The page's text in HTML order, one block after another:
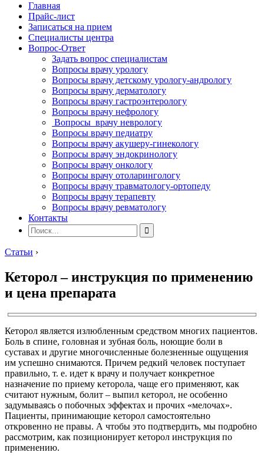
Главная
Прайс-лист
Записаться на прием
Специалисты центра
Вопрос-Ответ
Задать вопрос специалистам
Вопросы врачу урологу
Вопросы врачу детскому урологу-андрологу
Вопросы врачу дерматологу
Вопросы врачу гастроэнтерологу
Вопросы врачу нефрологу
Вопросы врачу неврологу
Вопросы врачу педиатру
Вопросы врачу акушеру-гинекологу
Вопросы врачу эндокринологу
Вопросы врачу онкологу
Вопросы врачу отоларингологу
Вопросы врачу травматологу-ортопеду
Вопросы врачу терапевту
Вопросы врачу ревматологу
Контакты
Статьи ›
Кеторол – инструкция по применению
и цена препарата
Кеторол является излюбленным средством многих пациентов.
Боль в спине, головная и зубная боль, ноющие боли в
суставах и другие многочисленные болезненные ощущения
им успешно снимаются. Причем редкий человек поступает
правильно, т. е. идет к врачу и получает конкретное
назначение по приему кеторола, чаще его применяют, как
считают нужным, болит – выпил кеторол, не особенно
задумываясь о побочных эффектах и прочих «мелочах».
Пациенты, принимающие кеторол самостоятельно
откровенно не правы. А чтобы это подтвердить, мы подробно
рассмотрим, как позиционирует кеторол инструкция по
применению.